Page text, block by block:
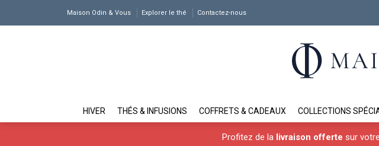
Maison Odin & Vous Explorer le thé Contactez-nous
HIVER THÉS & INFUSIONS COFFRETS & CADEAUX COLLECTIONS
Profitez de la livraison offerte sur